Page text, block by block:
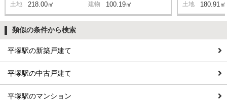
土地 218.00㎡ 建物 100.19㎡ 土地 180.91㎡
類似の条件から検索
平塚駅の新築戸建て
平塚駅の中古戸建て
平塚駅のマンション